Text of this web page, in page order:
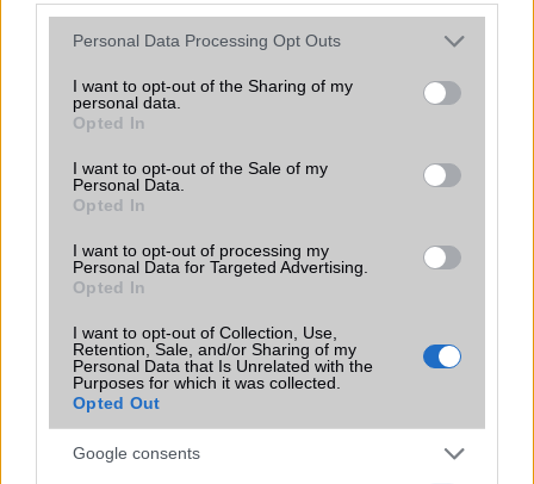
Please note that this website/app uses one or more Google
not limited to your visit or usage behaviour. You may click to
grant or deny consent to Google and its third-party tags to
use your data for below specified purposes in below Google
consent section.
Personal Data Processing Opt Outs
I want to opt-out of the Sharing of my
personal data.
Opted In
I want to opt-out of the Sale of my
Personal Data.
Opted In
I want to opt-out of processing my
Personal Data for Targeted Advertising.
Opted In
I want to opt-out of Collection, Use,
Retention, Sale, and/or Sharing of my
Personal Data that Is Unrelated with the
Purposes for which it was collected.
Opted Out
Google consents
Euro Gsm
222.000 Ft (új)
Számos népszerű Samsung Galaxy
készülék kimarad a One UI 9
modellekről
2026.06.30| Phone Arena
A One UI 9 érkezése új mesterséges intelligencia-
funkciókat és továbbfejlesztett kezelőfelületet hoz,
azonban több korábbi csúcskategóriás és középkategóriás
Galaxy készülék számára ez lesz az út vége.
iPhone 18 bemutató dátum - ekkor
rántja le a leplet az Apple az új